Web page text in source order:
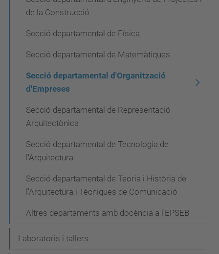
de la Construcció
Secció departamental de Física
Secció departamental de Matemàtiques
Secció departamental d'Organització
d'Empreses
Secció departamental de Representació
Arquitectònica
Secció departamental de Tecnologia de
l'Arquitectura
Secció departamental de Teoria i Història de
l'Arquitectura i Tècniques de Comunicació
Altres departaments amb docència a l'EPSEB
Laboratoris i tallers